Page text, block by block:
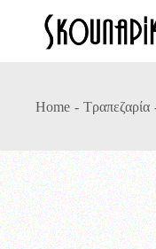
Home Τραπεζαρία